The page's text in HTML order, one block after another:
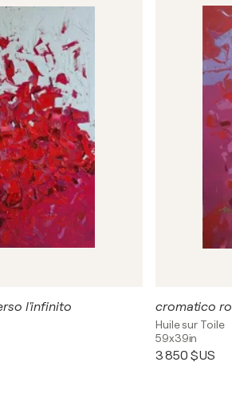
l'infinito cromatico
Huile sur Toile
59x39in
3 850 $US